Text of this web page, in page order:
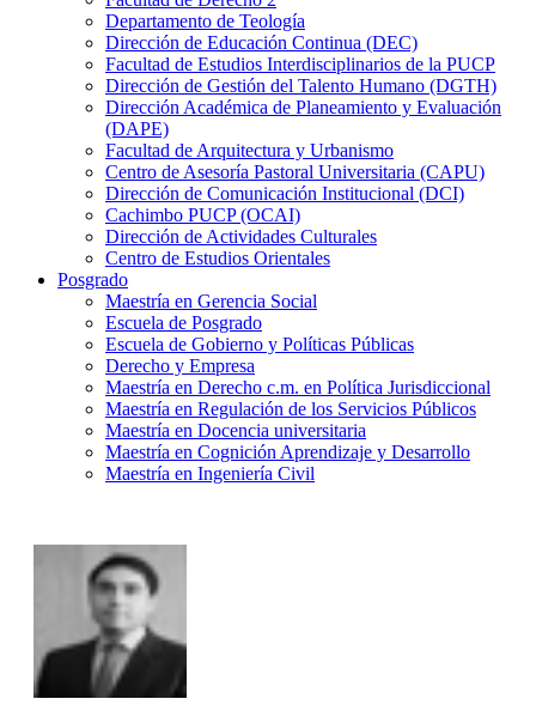
Departamento de Teología
Dirección de Educación Continua (DEC)
Facultad de Estudios Interdisciplinarios de la PUCP
Dirección de Gestión del Talento Humano (DGTH)
Dirección Académica de Planeamiento y Evaluación
(DAPE)
Facultad de Arquitectura y Urbanismo
Centro de Asesoría Pastoral Universitaria (CAPU)
Dirección de Comunicación Institucional (DCI)
Cachimbo PUCP (OCAI)
Dirección de Actividades Culturales
Centro de Estudios Orientales
Posgrado
Maestría en Gerencia Social
Escuela de Posgrado
Escuela de Gobierno y Políticas Públicas
Derecho y Empresa
Maestría en Derecho c.m. en Política Jurisdiccional
Maestría en Regulación de los Servicios Públicos
Maestría en Docencia universitaria
Maestría en Cognición Aprendizaje y Desarrollo
Maestría en Ingeniería Civil